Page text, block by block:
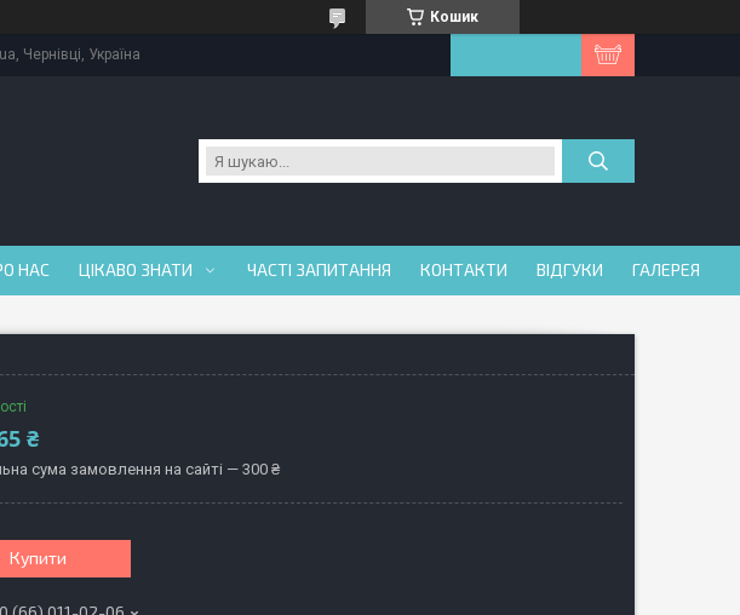
Кошик
Чернівці, Україна
НАС ЦІКАВО ЗНАТИ ЧАСТІ ЗАПИТАННЯ КОНТАКТИ ВІДГУКИ ГАЛЕРЕЯ
₴
сума замовлення на сайті — 300 ₴
Купити